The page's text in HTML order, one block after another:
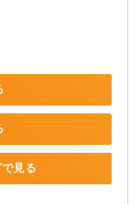
見る